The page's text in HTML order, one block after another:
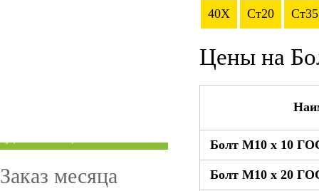
40Х Ст20 Ст35
Цены на
Болт М10 x 10
Болт М10 x 20
Заказ месяца